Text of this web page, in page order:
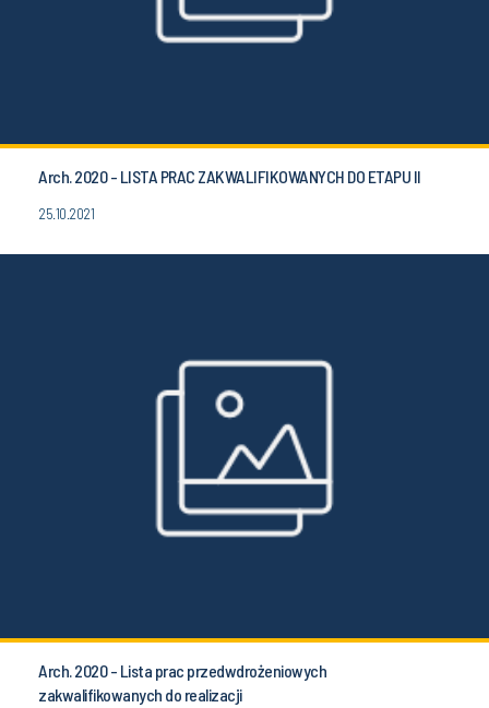
Arch. 2020 - LISTA PRAC ZAKWALIFIKOWANYCH DO ETAPU II
25.10.2021
Arch. 2020 - Lista prac przedwdrożeniowych
zakwalifikowanych do realizacji